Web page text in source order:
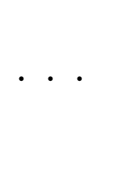
・・・